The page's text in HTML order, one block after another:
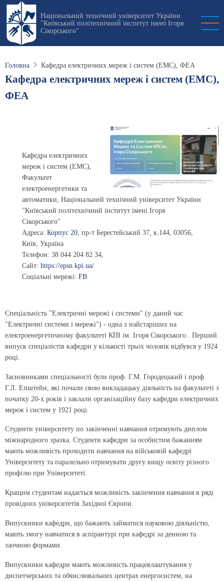
Перейти
основного
вмісту
Національний технічний університет України
"Київський політехнічний інститут імені Ігоря
Сікорського"
Головна Кафедра електричних мереж і систем (ЕМС), ФЕА
Кафедра електричних мереж і систем (ЕМС),
ФЕА
Кафедра електричних
мереж і систем (ЕМС),
Факультет
електроенергетики та
автоматики, Національний технічний університет України
"Київський політехнічний інститут імені Ігоря
Сікорського"
Адреса: Корпус 20, пр-т Берестейський 37, к.144, 03056,
Київ, Україна
Телефон: 38 044 204 82 34,
Сайт: https://epsn.kpi.ua/
Соціальні мережі: FB
Спеціальність "Електричні мережі і системи" (у даний час
"Електричні системи і мережі") - одна з найстаріших на
електроенергетичному факультеті КПІ ім. Ігоря Сікорського . Перший
випуск спеціалістів кафедри у кількості трьох чоловік відбувся у 1924
році.
Засновниками спеціальності були проф. Г.М. Городецький і проф.
Г.Л. Епштейн, які почали свою викладацьку діяльність на факультеті з
початку 20-х років і заклали організаційну базу кафедри електричних
мереж і систем у 1921 році.
Студенти університету по закінченні навчання отримують диплом
міжнародного зразка. Студенти кафедри за особистим бажанням
мають можливість проходити навчання на військовій кафедрі
Університету та паралельно отримувати другу вищу освіту різного
профілю при Університеті.
Кращим студентам надається можливість закінчення навчання в ряді
провідних університетів Західної Європи.
Випускники кафедри, що бажають займатися науковою діяльністю,
мають змогу навчатися в аспірантурі при кафедрі за денною та
заочною формами.
Випускники кафедри мають можливість працевлаштування у
диспетчерських та обчислювальних центрах енергосистем, на